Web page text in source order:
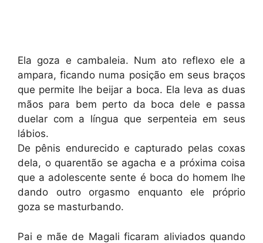
Ela goza e cambaleia. Num ato reflexo ele a
ampara, ficando numa posição em seus braços
que permite lhe beijar a boca. Ela leva as duas
mãos para bem perto da boca dele e passa
duelar com a língua que serpenteia em seus
lábios.
De pênis endurecido e capturado pelas coxas
dela, o quarentão se agacha e a próxima coisa
que a adolescente sente é boca do homem lhe
dando outro orgasmo enquanto ele próprio
goza se masturbando.
Pai e mãe de Magali ficaram aliviados quando